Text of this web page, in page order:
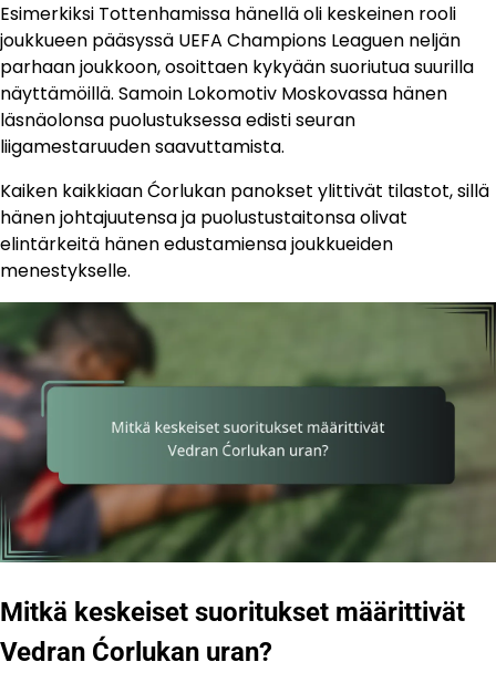
Esimerkiksi Tottenhamissa hänellä oli keskeinen rooli
joukkueen pääsyssä UEFA Champions Leaguen neljän
parhaan joukkoon, osoittaen kykyään suoriutua suurilla
näyttämöillä. Samoin Lokomotiv Moskovassa hänen
läsnäolonsa puolustuksessa edisti seuran
liigamestaruuden saavuttamista.
Kaiken kaikkiaan Ćorlukan panokset ylittivät tilastot, sillä
hänen johtajuutensa ja puolustustaitonsa olivat
elintärkeitä hänen edustamiensa joukkueiden
menestykselle.
Mitkä keskeiset suoritukset määrittivät
Vedran Ćorlukan uran?